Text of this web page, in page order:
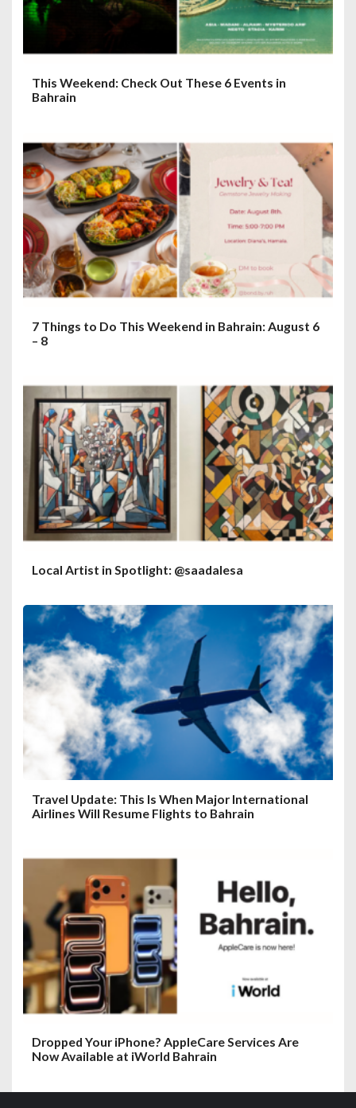
o
This Weekend: Check Out These 6 Events in
Bahrain
7 Things to Do This Weekend in Bahrain: August 6
– 8
Local Artist in Spotlight: @saadalesa
Travel Update: This Is When Major International
Airlines Will Resume Flights to Bahrain
Dropped Your iPhone? AppleCare Services Are
Now Available at iWorld Bahrain